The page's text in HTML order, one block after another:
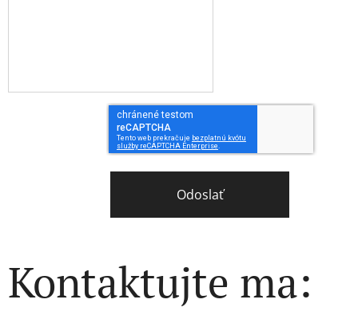
Odoslať
Kontaktujte ma: